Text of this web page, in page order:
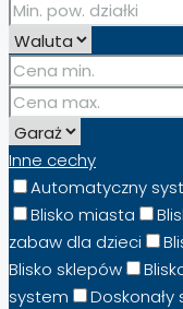
Inne cechy
Automatyczny
Blisko miasta
zabaw dla dzieci
Blisko sklepów
system
Doskonały